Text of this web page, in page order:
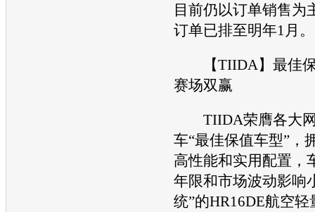
目前仍以订单销售为
订单已排至明年1月。
【TIIDA】最佳
赛场双赢
TIIDA荣膺各大
车“最佳保值车型”，
高性能和实用配置，
年限和市场波动影响
统”的HR16DE航空